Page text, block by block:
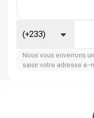
(+233)
Nous vous enverrons
saisir votre adresse e-